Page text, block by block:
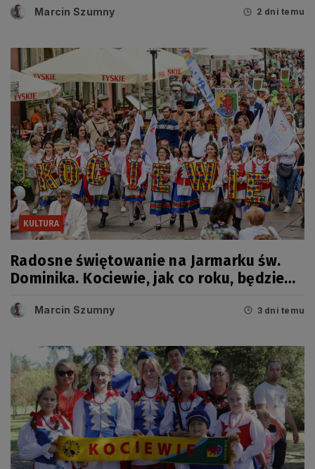
Marcin Szumny 2 dni temu
KULTURA
Radosne świętowanie na Jarmarku św.
Dominika. Kociewie, jak co roku, będzie
Marcin Szumny 3 dni temu